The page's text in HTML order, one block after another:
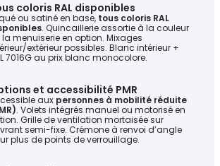
coloris RAL disponibles
ou satiné en base, tous coloris RAL
. Quincaillerie assortie à la couleur
la menuiserie en option. Mixages
extérieur possibles. Blanc intérieur +
7016G au prix blanc monocolore.
et accessibilité PMR
aux personnes à mobilité réduite
. Volets intégrés manuel ou motorisé en
Grille de ventilation mortaisée sur
semi-fixe. Crémone à renvoi d’angle
plus de points de verrouillage.